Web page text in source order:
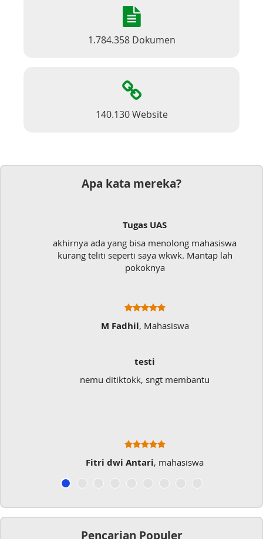
1.784.358 Dokumen
140.130 Website
Apa kata mereka?
Tugas UAS
akhirnya ada yang bisa menolong mahasiswa
kurang teliti seperti saya wkwk. Mantap lah
pokoknya
M Fadhil, Mahasiswa
testi
nemu ditiktokk, sngt membantu
Fitri dwi Antari, mahasiswa
Pencarian Populer